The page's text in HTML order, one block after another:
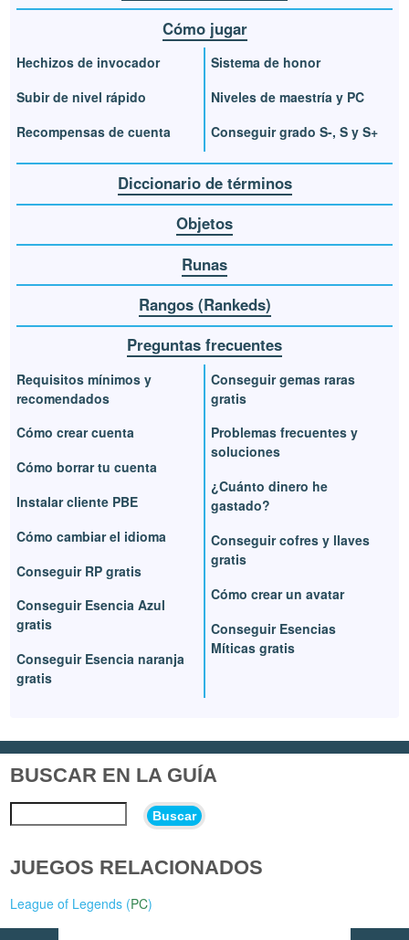
Cómo jugar
Hechizos de invocador
Subir de nivel rápido
Recompensas de cuenta
Sistema de honor
Niveles de maestría y PC
Conseguir grado S-, S y S+
Diccionario de términos
Objetos
Runas
Rangos (Rankeds)
Preguntas frecuentes
Requisitos mínimos y
recomendados
Cómo crear cuenta
Cómo borrar tu cuenta
Instalar cliente PBE
Cómo cambiar el idioma
Conseguir RP gratis
Conseguir Esencia Azul
gratis
Conseguir Esencia naranja
gratis
Conseguir gemas raras
gratis
Problemas frecuentes y
soluciones
¿Cuánto dinero he
gastado?
Conseguir cofres y llaves
gratis
Cómo crear un avatar
Conseguir Esencias
Míticas gratis
BUSCAR EN LA GUÍA
Buscar
JUEGOS RELACIONADOS
League of Legends (PC)